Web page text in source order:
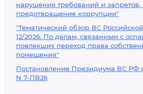
нарушения требований и
предотвращение коррупции"
"Тематический обзор ВС
12/2026. По делам, связанным с
повлекших переход права
помещения"
Постановление Президиума ВС РФ
N 7-ПВ26